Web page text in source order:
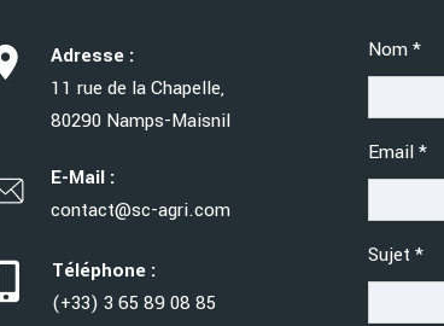
Adresse :
11 rue de la Chapelle,
80290 Namps-Maisnil
E-Mail :
contact@sc-agri.com
Téléphone :
(+33) 3 65 89 08 85
form
Nom*
Email*
Sujet *